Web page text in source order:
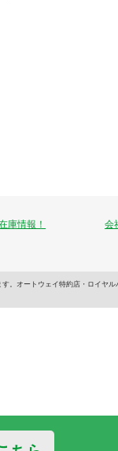
庫情報！ 会
オートウェイ特約店・ロイヤ